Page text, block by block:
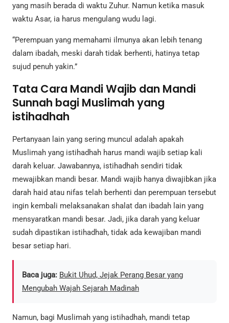
yang masih berada di waktu Zuhur. Namun ketika masuk
waktu Asar, ia harus mengulang wudu lagi.
“Perempuan yang memahami ilmunya akan lebih tenang
dalam ibadah, meski darah tidak berhenti, hatinya tetap
sujud penuh yakin.”
Tata Cara Mandi Wajib dan Mandi
Sunnah bagi Muslimah yang
istihadhah
Pertanyaan lain yang sering muncul adalah apakah
Muslimah yang istihadhah harus mandi wajib setiap kali
darah keluar. Jawabannya, istihadhah sendiri tidak
mewajibkan mandi besar. Mandi wajib hanya diwajibkan jika
darah haid atau nifas telah berhenti dan perempuan tersebut
ingin kembali melaksanakan shalat dan ibadah lain yang
mensyaratkan mandi besar. Jadi, jika darah yang keluar
sudah dipastikan istihadhah, tidak ada kewajiban mandi
besar setiap hari.
Baca juga: Bukit Uhud, Jejak Perang Besar yang
Mengubah Wajah Sejarah Madinah
Namun, bagi Muslimah yang istihadhah, mandi tetap